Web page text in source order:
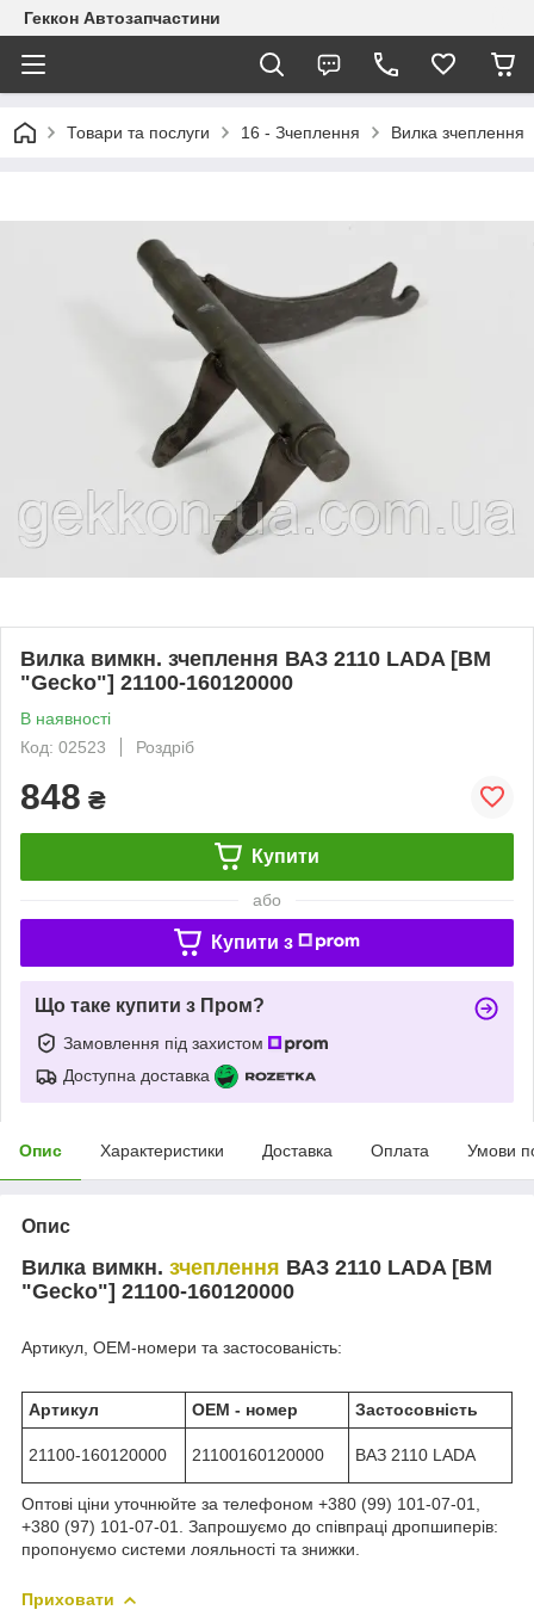
Геккон Автозапчастини
Товари та послуги 16 - Зчеплення Вилка зчеплення
Вилка вимкн. зчеплення ВАЗ 2110 LADA [BM
"Gecko"] 21100-160120000
В наявності
Код: 02523
Роздріб
848 ₴
Купити
або
Купити з
Що таке купити з Пром?
Замовлення під захистом
Доступна доставка
Опис Характеристики Доставка Оплата Умови
Опис
Вилка вимкн. зчеплення ВАЗ 2110 LADA [BM
"Gecko"] 21100-160120000
Артикул, OEM-номери та застосованість:
Артикул ОЕМ - номер Застосовність
21100-160120000 21100160120000 ВАЗ 2110 LADA
Оптові ціни уточнюйте за телефоном +380 (99) 101-07-01,
+380 (97) 101-07-01. Запрошуємо до співпраці дропшиперів:
пропонуємо системи лояльності та знижки.
Приховати